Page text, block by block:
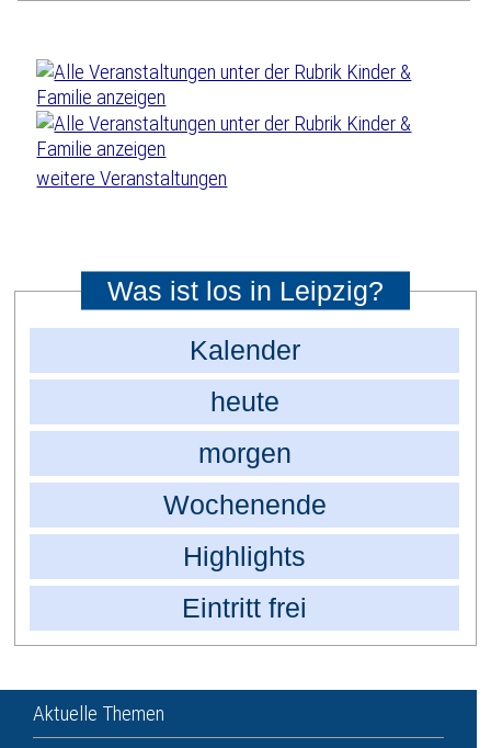
weitere Veranstaltungen
Was ist los in Leipzig?
Kalender
heute
morgen
Wochenende
Highlights
Eintritt frei
Aktuelle Themen